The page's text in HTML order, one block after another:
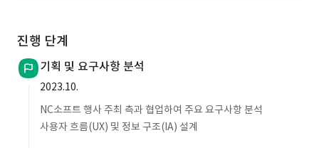
진행 단계
기획 및 요구사항 분석
2023.10.
NC소프트 행사 주최 측과 협업하여 주요 요구사항 분석
사용자 흐름(UX) 및 정보 구조(IA) 설계